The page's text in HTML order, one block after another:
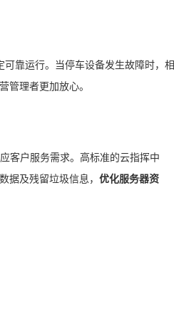
靠运行。当停车设备发生故障时，相
管理者更加放心。
客户服务需求。高标准的云指挥中
据及残留垃圾信息， 优化服务器资